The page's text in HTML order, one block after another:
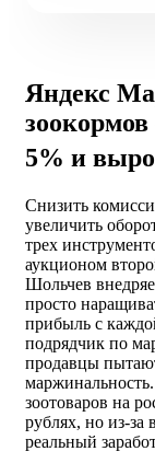
Яндекс
5% и
Снизить
увеличить
трех
аукционом
Шольчев
просто
прибыль с
подрядчик по
продавцы
зоотоваров на
рублях, но из-
реальный